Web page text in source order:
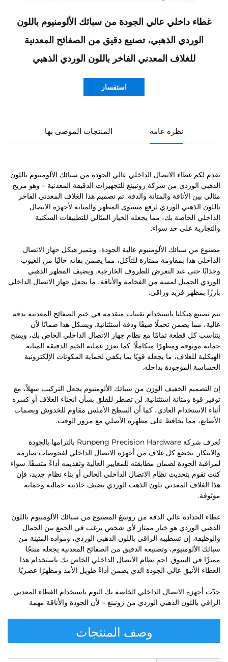
غطاء داخلي عالي الجودة من سبائك الألومنيوم باللون
الوردي الذهبي، تصنيع دقيق من الصفائح المعدنية
للغلاف المعدني الفاخر باللون الوردي الذهبي
استفسار
نظرة عامة المنتجات الموصى بها
نقدم لكم غطاء الاتصال الداخلي عالي الجودة من سبائك الألومنيوم باللون
الذهبي الوردي من شركة رونبينغ للتجهيزات الدقيقة المعدنية – وهو مزيج
مثالي بين الأناقة والمتانة والدقة. تم تصميم هذا الغلاف المعدني الفاخر
باللون الذهبي الوردي لرفع مستوى المظهر والمتانة لأجهزة الاتصال
الداخلي الخاصة بك، مما يجعله الخيار المثالي للتطبيقات السكنية
والتجارية على حد سواء.
مصنوع من سبائك الألومنيوم عالية الجودة، ويتميز هيكل جهاز الاتصال
الداخلي هذا بمقاومة ممتازة للتآكل، مما يضمن بقائه خاليًا من العيوب
وجذابًا حتى عند التعرض للظروف الخارجية. ويضيف المظهر الذهبي
الوردي الجميل لمسة من الفخامة والأناقة، ما يجعل جهاز الاتصال الداخلي
بارزًا بمظهر فريد وراقي.
يتم تصنيع هيكلنا باستخدام تقنيات متقدمة في ختم الصفائح المعدنية بدقة
عالية، مما يضمن تحملًا ضيقًا ودقة استثنائية. ويشكل هذا ضمانًا لأن
يتناسب كل قطعة تمامًا مع نظام جهاز الاتصال الداخلي الخاص بك، ويمنح
حماية موثوقة ومظهرًا متكاملًا. كما يعزز عملية الختم الدقيقة المتانة
الهيكلية للغلاف، ما يجعله قويًا بما يكفي لحماية المكونات الإلكترونية
الحساسة الموجودة بداخله.
إن التصميم الخفيف الوزن من سبائك الألومنيوم يجعل التركيب سهلاً، مع
توفير قوة ومتانة استثنائية. لن تضطر للقلق بشأن انحناء الغلاف أو كسره
أثناء الاستخدام العادي، كما أن السطح الأملس مقاوم للخدوش وبصمات
الأصابع، مما يحافظ على مظهره الأصلي مع مرور الوقت.
تُعرف شركة Runpeng Precision Hardware بالتزامها بالجودة
والابتكار. يخضع كل غلاف من أجهزة الاتصال الداخلي لفحوصات صارمة
لمراقبة الجودة لضمان مطابقته للمعايير العالية وتقديمه أداءً متسقًا. سواء
كنت تقوم بتحديث نظام الاتصال الداخلي الحالي أو بناء نظام جديد، فإن
هذا الغلاف المعدني بلون الذهب الوردي يضيف جاذبية جمالية وحماية
موثوقة.
غطاء الحدادة عالي الدقة من رونبنغ المصنوع من سبائك الألومنيوم باللون
الذهبي الوردي هو خيار ممتاز لأي شخص يرغب في الجمع بين الجمال
والوظيفة. إن تشطيبه الراقي باللون الذهبي الوردي، ومواده المتينة من
سبائك الألومنيوم، وتصنيعه الدقيق من الصفائح المعدنية يجعله منتجًا
مميزًا في السوق. احمِ نظام الاتصال الداخلي الخاص بك باستخدام هذا
الغطاء الأنيق عالي الجودة الذي يضمن أداءً طويل الأمد ومظهرًا عصريًا.
حدّث أجهزة الاتصال الداخلي الخاصة بك اليوم باستخدام الغطاء المعدني
الراقي باللون الذهبي الوردي من رونبنغ – لأن الجودة والأناقة مهمة
وصف المنتجات